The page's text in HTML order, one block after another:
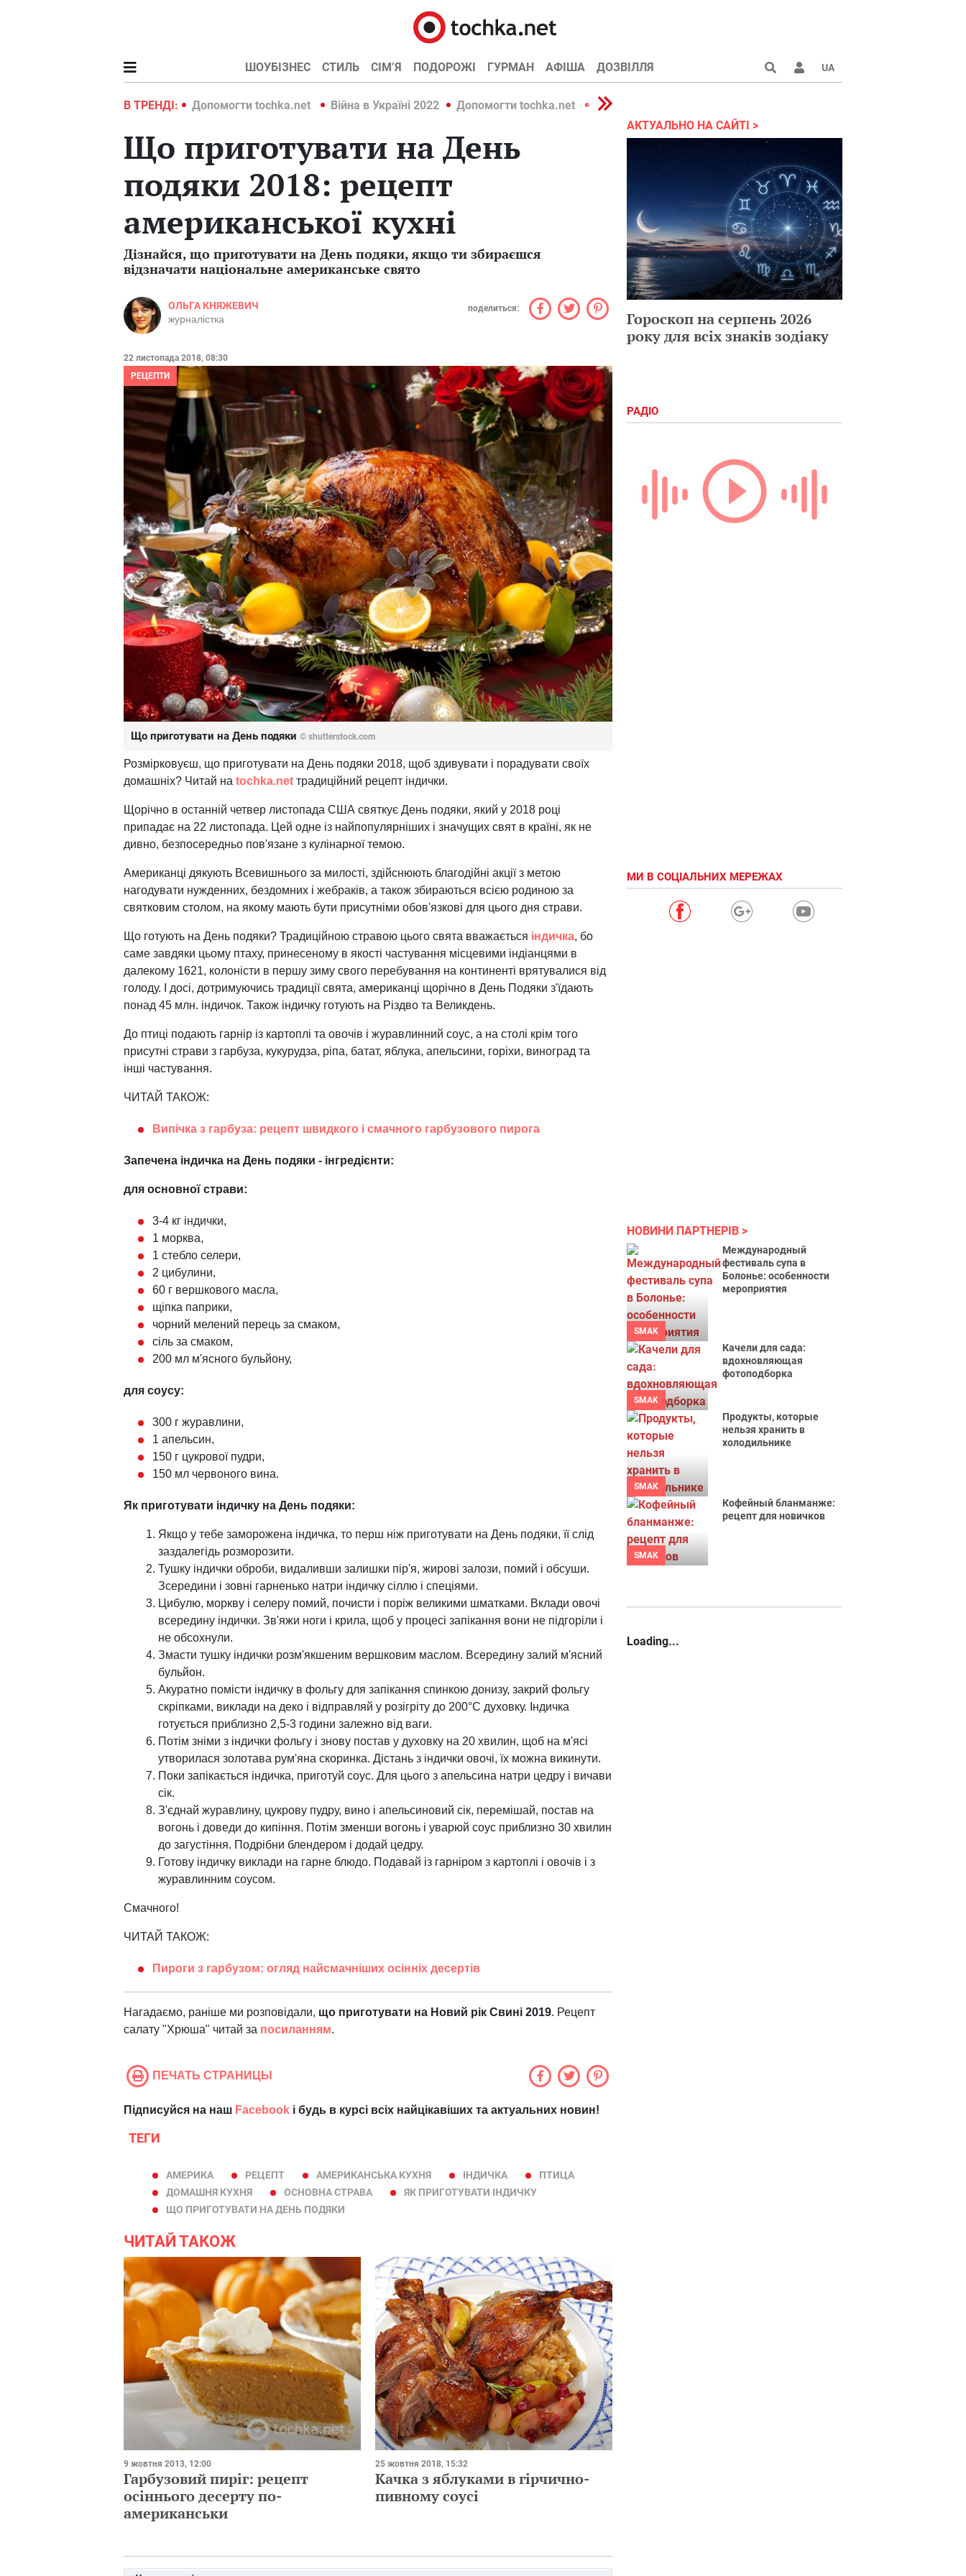
ШОУБІЗНЕС СТИЛЬ СІМ’Я ПОДОРОЖІ ГУРМАН АФІША ДОЗВІЛЛЯ UA
В ТРЕНДІ:
Війна в Україні 2022 Допомогти tochka.net Війна в Україні 2022 Допомогти tochka.net Війна в Україні 2022
Що приготувати на День
подяки 2018: рецепт
американської кухні
Дізнайся, що приготувати на День подяки, якщо ти збираєшся
відзначати національне американське свято
ОЛЬГА КНЯЖЕВИЧ
журналістка
поделиться:
22 листопада 2018, 08:30
РЕЦЕПТИ
Що приготувати на День подяки © shutterstock.com
Розмірковуєш, що приготувати на День подяки 2018, щоб здивувати і порадувати своїх
домашніх? Читай на tochka.net традиційний рецепт індички.
Щорічно в останній четвер листопада США святкує День подяки, який у 2018 році
припадає на 22 листопада. Цей одне із найпопулярніших і значущих свят в країні, як не
дивно, безпосередньо пов'язане з кулінарної темою.
Американці дякують Всевишнього за милості, здійснюють благодійні акції з метою
нагодувати нужденних, бездомних і жебраків, а також збираються всією родиною за
святковим столом, на якому мають бути присутніми обов'язкові для цього дня страви.
Що готують на День подяки? Традиційною стравою цього свята вважається індичка, бо
саме завдяки цьому птаху, принесеному в якості частування місцевими індіанцями в
далекому 1621, колоністи в першу зиму свого перебування на континенті врятувалися від
голоду. І досі, дотримуючись традиції свята, американці щорічно в День Подяки з'їдають
понад 45 млн. індичок. Також індичку готують на Різдво та Великдень.
До птиці подають гарнір із картоплі та овочів і журавлинний соус, а на столі крім того
присутні страви з гарбуза, кукурудза, ріпа, батат, яблука, апельсини, горіхи, виноград та
інші частування.
ЧИТАЙ ТАКОЖ:
Випічка з гарбуза: рецепт швидкого і смачного гарбузового пирога
Запечена індичка на День подяки - інгредієнти:
для основної страви:
3-4 кг індички,
1 морква,
1 стебло селери,
2 цибулини,
60 г вершкового масла,
щіпка паприки,
чорний мелений перець за смаком,
сіль за смаком,
200 мл м'ясного бульйону,
для соусу:
300 г журавлини,
1 апельсин,
150 г цукрової пудри,
150 мл червоного вина.
Як приготувати індичку на День подяки:
Якщо у тебе заморожена індичка, то перш ніж приготувати на День подяки, її слід
заздалегідь розморозити.
Тушку індички оброби, видаливши залишки пір'я, жирові залози, помий і обсуши.
Зсередини і зовні гарненько натри індичку сіллю і спеціями.
Цибулю, моркву і селеру помий, почисти і поріж великими шматками. Вклади овочі
всередину індички. Зв'яжи ноги і крила, щоб у процесі запікання вони не підгоріли і
не обсохнули.
Змасти тушку індички розм'якшеним вершковим маслом. Всередину залий м'ясний
бульйон.
Акуратно помісти індичку в фольгу для запікання спинкою донизу, закрий фольгу
скріпками, виклади на деко і відправляй у розігріту до 200°С духовку. Індичка
готується приблизно 2,5-3 години залежно від ваги.
Потім зніми з індички фольгу і знову постав у духовку на 20 хвилин, щоб на м'ясі
утворилася золотава рум'яна скоринка. Дістань з індички овочі, їх можна викинути.
Поки запікається індичка, приготуй соус. Для цього з апельсина натри цедру і вичави
сік.
З'єднай журавлину, цукрову пудру, вино і апельсиновий сік, перемішай, постав на
вогонь і доведи до кипіння. Потім зменши вогонь і уварюй соус приблизно 30 хвилин
до загустіння. Подрібни блендером і додай цедру.
Готову індичку виклади на гарне блюдо. Подавай із гарніром з картоплі і овочів і з
журавлинним соусом.
Смачного!
ЧИТАЙ ТАКОЖ:
Пироги з гарбузом: огляд найсмачніших осінніх десертів
Нагадаємо, раніше ми розповідали, що приготувати на Новий рік Свині 2019. Рецепт
салату "Хрюша" читай за посиланням.
ПЕЧАТЬ СТРАНИЦЫ
Підписуйся на наш Facebook і будь в курсі всіх найцікавіших та актуальних новин!
ТЕГИ
АМЕРИКА РЕЦЕПТ АМЕРИКАНСЬКА КУХНЯ ІНДИЧКА
ПТИЦА
ДОМАШНЯ КУХНЯ
ОСНОВНА СТРАВА
ЯК ПРИГОТУВАТИ ІНДИЧКУ
ЩО ПРИГОТУВАТИ НА ДЕНЬ ПОДЯКИ
ЧИТАЙ ТАКОЖ
9 жовтня 2013, 12:00
Гарбузовий пиріг: рецепт
осіннього десерту по-
американськи
25 жовтня 2018, 15:32
Качка з яблуками в гірчично-
пивному соусі
АКТУАЛЬНО НА САЙТІ
Гороскоп на серпень 2026
року для всіх знаків зодіаку
РАДІО
МИ В СОЦІАЛЬНИХ МЕРЕЖАХ
НОВИНИ ПАРТНЕРІВ
SMAK
Международный
фестиваль супа в
Болонье: особенности
мероприятия
SMAK
Качели для сада:
вдохновляющая
фотоподборка
SMAK
Продукты, которые
нельзя хранить в
холодильнике
SMAK
Кофейный бланманже:
рецепт для новичков
Loading...